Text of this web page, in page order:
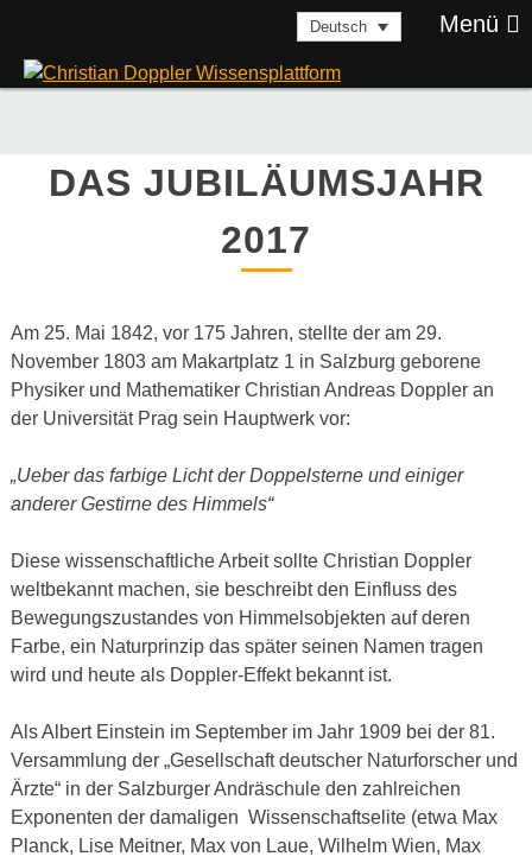
content
Deutsch Menü
DAS JUBILÄUMSJAHR
2017
Am 25. Mai 1842, vor 175 Jahren, stellte der am 29.
November 1803 am Makartplatz 1 in Salzburg geborene
Physiker und Mathematiker Christian Andreas Doppler an
der Universität Prag sein Hauptwerk vor:
„Ueber das farbige Licht der Doppelsterne und einiger
anderer Gestirne des Himmels“
Diese wissenschaftliche Arbeit sollte Christian Doppler
weltbekannt machen, sie beschreibt den Einfluss des
Bewegungszustandes von Himmelsobjekten auf deren
Farbe, ein Naturprinzip das später seinen Namen tragen
wird und heute als Doppler-Effekt bekannt ist.
Als Albert Einstein im September im Jahr 1909 bei der 81.
Versammlung der „Gesellschaft deutscher Naturforscher und
Ärzte“ in der Salzburger Andräschule den zahlreichen
Exponenten der damaligen Wissenschaftselite (etwa Max
Planck, Lise Meitner, Max von Laue, Wilhelm Wien, Max